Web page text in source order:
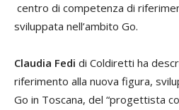
centro di competenza di
sviluppata nell’ambito Go.
Claudia Fedi di Coldiretti ha
riferimento alla nuova figura,
Go in Toscana, del “progettista